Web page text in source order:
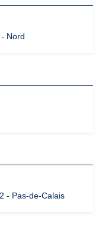
Nord
- Pas-de-Calais